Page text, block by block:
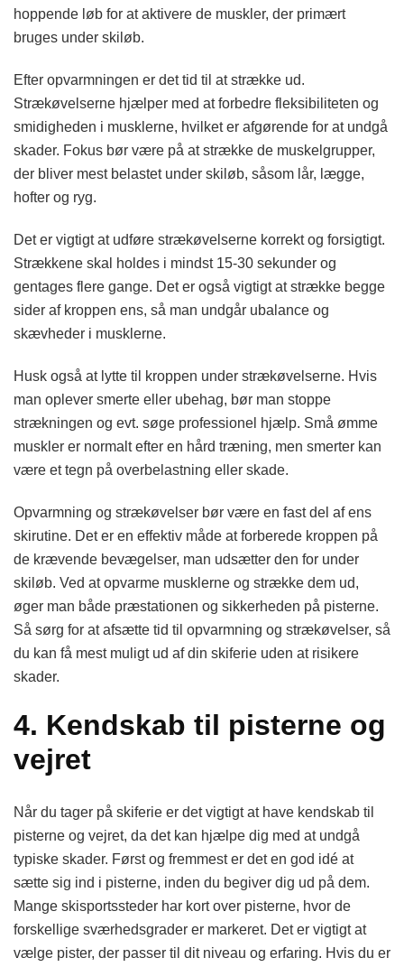
hoppende løb for at aktivere de muskler, der primært
bruges under skiløb.
Efter opvarmningen er det tid til at strække ud.
Strækøvelserne hjælper med at forbedre fleksibiliteten og
smidigheden i musklerne, hvilket er afgørende for at undgå
skader. Fokus bør være på at strække de muskelgrupper,
der bliver mest belastet under skiløb, såsom lår, lægge,
hofter og ryg.
Det er vigtigt at udføre strækøvelserne korrekt og forsigtigt.
Strækkene skal holdes i mindst 15-30 sekunder og
gentages flere gange. Det er også vigtigt at strække begge
sider af kroppen ens, så man undgår ubalance og
skævheder i musklerne.
Husk også at lytte til kroppen under strækøvelserne. Hvis
man oplever smerte eller ubehag, bør man stoppe
strækningen og evt. søge professionel hjælp. Små ømme
muskler er normalt efter en hård træning, men smerter kan
være et tegn på overbelastning eller skade.
Opvarmning og strækøvelser bør være en fast del af ens
skirutine. Det er en effektiv måde at forberede kroppen på
de krævende bevægelser, man udsætter den for under
skiløb. Ved at opvarme musklerne og strække dem ud,
øger man både præstationen og sikkerheden på pisterne.
Så sørg for at afsætte tid til opvarmning og strækøvelser, så
du kan få mest muligt ud af din skiferie uden at risikere
skader.
4. Kendskab til pisterne og
vejret
Når du tager på skiferie er det vigtigt at have kendskab til
pisterne og vejret, da det kan hjælpe dig med at undgå
typiske skader. Først og fremmest er det en god idé at
sætte sig ind i pisterne, inden du begiver dig ud på dem.
Mange skisportssteder har kort over pisterne, hvor de
forskellige sværhedsgrader er markeret. Det er vigtigt at
vælge pister, der passer til dit niveau og erfaring. Hvis du er